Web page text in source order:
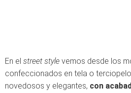
En el street style vemos desde los
confeccionados en tela o
novedosos y elegantes, con